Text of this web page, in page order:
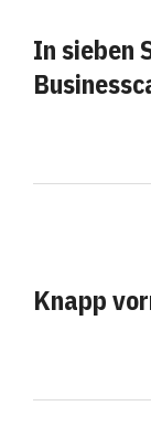
In sieben
Knapp